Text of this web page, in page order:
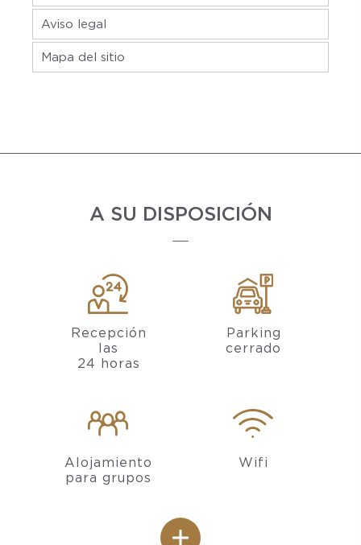
Aviso legal
Mapa del sitio
A SU DISPOSICIÓN
Recepción
las
24 horas
Parking
cerrado
Alojamiento
para grupos
Wifi